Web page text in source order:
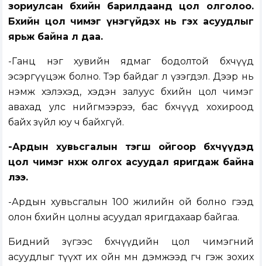
зориулсан бөхийн барилдаанд цол олголоо.
Бөхийн цол чимэг үнэгүйдэх нь гэх асуудлыг
ярьж байна л даа.
-Ганц нэг хувийн ядмаг бодолтой бөхчүүд
эсэргүүцэж болно. Тэр байдаг л үзэгдэл. Дээр нь
нэмж хэлэхэд, хэдэн залуус бөхийн цол чимэг
авахад улс нийгмээрээ, бас бөхчүүд хохироод
байх зүйл юу ч байхгүй.
-Ардын хувьсгалын тэгш ойгоор бөхчүүдэд
цол чимэг нөхөж олгох асуудал яригдаж байна
лээ.
-Ардын хувьсгалын 100 жилийн ой болно гээд
олон бөхийн цолны асуудал яригдахаар байгаа.
Бидний зүгээс бөхчүүдийн цол чимэгний
асуудлыг түүхт их ойн өмнө дэмжээд өгөөч гэж зохих